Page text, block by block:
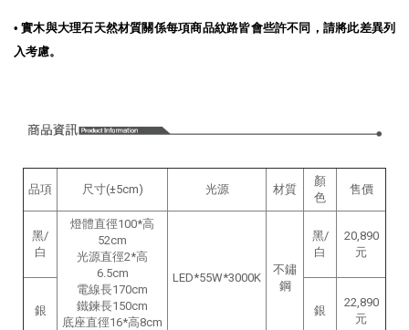
• 實木與大理石天然材質關係每項商品紋路皆會些許不同，請將此差異列
入考慮。
品項 尺寸(±5cm) 光源 材質
顏
色
售價
黑/
白
燈體直徑100*高
52cm
光源直徑2*高
6.5cm
電線長170cm
鐵鍊長150cm
底座直徑16*高8cm
LED*55W*3000K
不鏽
鋼
黑/
白
20,890
元
銀 銀
22,890
元